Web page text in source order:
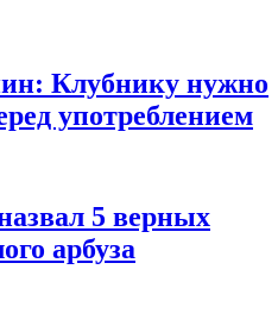
Клубнику нужно
употреблением
5 верных
арбуза